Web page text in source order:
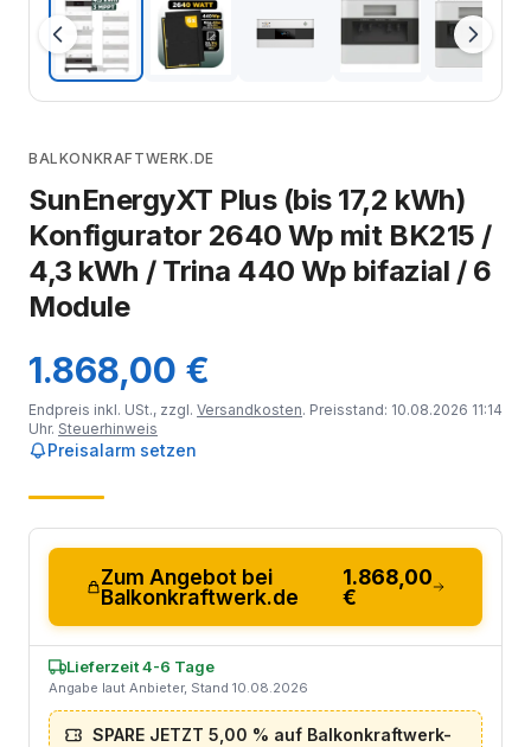
BALKONKRAFTWERK.DE
SunEnergyXT Plus (bis 17,2 kWh)
Konfigurator 2640 Wp mit BK215 /
4,3 kWh / Trina 440 Wp bifazial / 6
Module
1.868,00 €
Endpreis inkl. USt., zzgl. Versandkosten. Preisstand: 10.08.2026 11:14
Uhr. Steuerhinweis
Preisalarm setzen
Zum Angebot bei
Balkonkraftwerk.de
1.868,00
€
Lieferzeit 4-6 Tage
Angabe laut Anbieter, Stand 10.08.2026
SPARE JETZT 5,00 % auf Balkonkraftwerk-